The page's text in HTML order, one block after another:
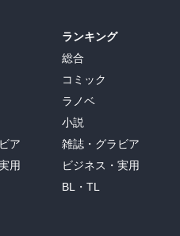
ア
用
ランキング
総合
コミック
ラノベ
小説
雑誌・グラビア
ビジネス・実用
BL・TL